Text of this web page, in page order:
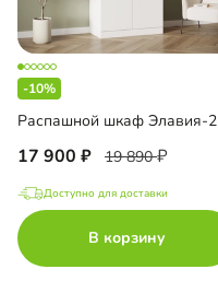
-10%
Распашной шкаф Элавия-2
17 900 19 890
Доступно для доставки
В корзину